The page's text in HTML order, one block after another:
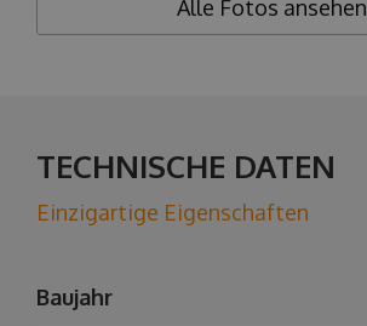
Alle Fotos ansehen
TECHNISCHE DATEN
Einzigartige Eigenschaften
Baujahr